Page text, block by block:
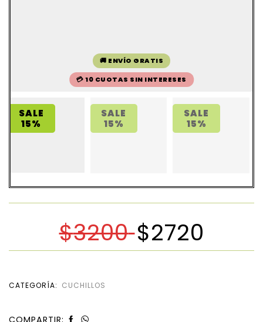
🚚 ENVÍO GRATIS
💳 10 CUOTAS SIN INTERESES
SALE
15%
SALE
15%
SALE
15%
$3200 $2720
CATEGORÍA: CUCHILLOS
COMPARTIR: